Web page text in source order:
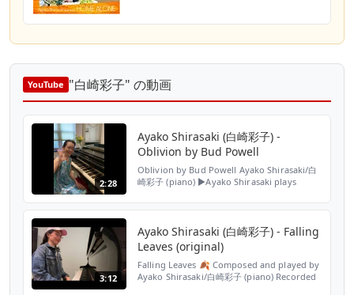
YouTube "白崎彩子" の動画
2:28
Ayako Shirasaki (白崎彩子) -
Oblivion by Bud Powell
Oblivion by Bud Powell Ayako Shirasaki/白
崎彩子 (piano) ▶️Ayako Shirasaki plays
3:12
Ayako Shirasaki (白崎彩子) - Falling
Leaves (original)
Falling Leaves 🍂 Composed and played by
Ayako Shirasaki/白崎彩子 (piano) Recorded